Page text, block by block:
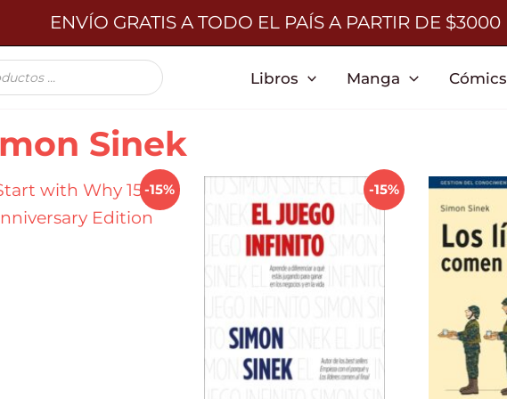
ENVÍO GRATIS A TODO EL PAÍS A PARTIR DE $3000
Libros Manga Cómics
Sinek
-15% -15%